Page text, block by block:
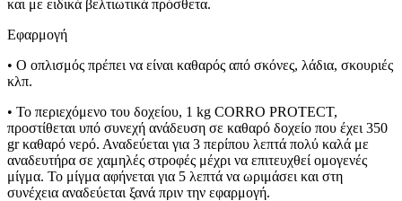
και με ειδικά βελτιωτικά πρόσθετα.
Εφαρμογή
• Ο οπλισμός πρέπει να είναι καθαρός από σκόνες, λάδια, σκουριές
κλπ.
• Το περιεχόμενο του δοχείου, 1 kg CORRO PROTECT,
προστίθεται υπό συνεχή ανάδευση σε καθαρό δοχείο που έχει 350
gr καθαρό νερό. Αναδεύεται για 3 περίπου λεπτά πολύ καλά με
αναδευτήρα σε χαμηλές στροφές μέχρι να επιτευχθεί ομογενές
μίγμα. Το μίγμα αφήνεται για 5 λεπτά να ωριμάσει και στη
συνέχεια αναδεύεται ξανά πριν την εφαρμογή.